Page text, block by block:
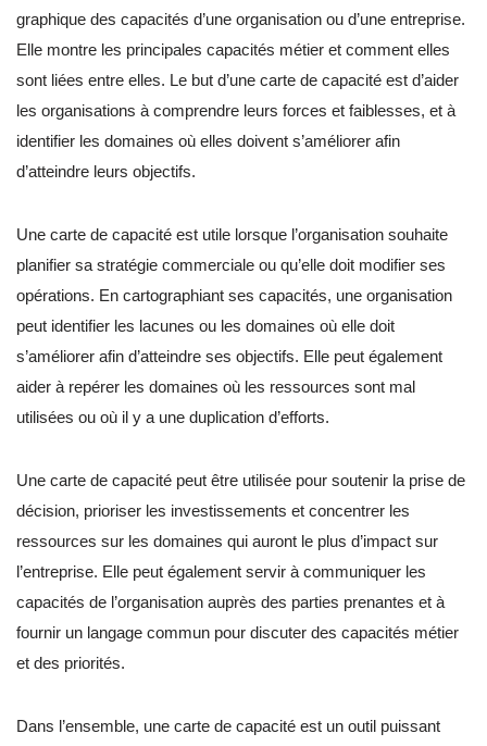
graphique des capacités d’une organisation ou d’une entreprise.
Elle montre les principales capacités métier et comment elles
sont liées entre elles. Le but d’une carte de capacité est d’aider
les organisations à comprendre leurs forces et faiblesses, et à
identifier les domaines où elles doivent s’améliorer afin
d’atteindre leurs objectifs.
Une carte de capacité est utile lorsque l’organisation souhaite
planifier sa stratégie commerciale ou qu’elle doit modifier ses
opérations. En cartographiant ses capacités, une organisation
peut identifier les lacunes ou les domaines où elle doit
s’améliorer afin d’atteindre ses objectifs. Elle peut également
aider à repérer les domaines où les ressources sont mal
utilisées ou où il y a une duplication d’efforts.
Une carte de capacité peut être utilisée pour soutenir la prise de
décision, prioriser les investissements et concentrer les
ressources sur les domaines qui auront le plus d’impact sur
l’entreprise. Elle peut également servir à communiquer les
capacités de l’organisation auprès des parties prenantes et à
fournir un langage commun pour discuter des capacités métier
et des priorités.
Dans l’ensemble, une carte de capacité est un outil puissant